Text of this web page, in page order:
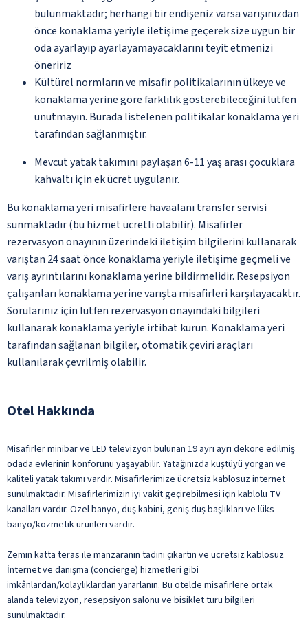
bulunmaktadır; herhangi bir endişeniz varsa varışınızdan
önce konaklama yeriyle iletişime geçerek size uygun bir
oda ayarlayıp ayarlayamayacaklarını teyit etmenizi
öneririz
Kültürel normların ve misafir politikalarının ülkeye ve
konaklama yerine göre farklılık gösterebileceğini lütfen
unutmayın. Burada listelenen politikalar konaklama yeri
tarafından sağlanmıştır.
Mevcut yatak takımını paylaşan 6-11 yaş arası çocuklara
kahvaltı için ek ücret uygulanır.
Bu konaklama yeri misafirlere havaalanı transfer servisi
sunmaktadır (bu hizmet ücretli olabilir). Misafirler
rezervasyon onayının üzerindeki iletişim bilgilerini kullanarak
varıştan 24 saat önce konaklama yeriyle iletişime geçmeli ve
varış ayrıntılarını konaklama yerine bildirmelidir. Resepsiyon
çalışanları konaklama yerine varışta misafirleri karşılayacaktır.
Sorularınız için lütfen rezervasyon onayındaki bilgileri
kullanarak konaklama yeriyle irtibat kurun. Konaklama yeri
tarafından sağlanan bilgiler, otomatik çeviri araçları
kullanılarak çevrilmiş olabilir.
Otel Hakkında
Misafirler minibar ve LED televizyon bulunan 19 ayrı ayrı dekore edilmiş
odada evlerinin konforunu yaşayabilir. Yatağınızda kuştüyü yorgan ve
kaliteli yatak takımı vardır. Misafirlerimize ücretsiz kablosuz internet
sunulmaktadır. Misafirlerimizin iyi vakit geçirebilmesi için kablolu TV
kanalları vardır. Özel banyo, duş kabini, geniş duş başlıkları ve lüks
banyo/kozmetik ürünleri vardır.
Zemin katta teras ile manzaranın tadını çıkartın ve ücretsiz kablosuz
İnternet ve danışma (concierge) hizmetleri gibi
imkânlardan/kolaylıklardan yararlanın. Bu otelde misafirlere ortak
alanda televizyon, resepsiyon salonu ve bisiklet turu bilgileri
sunulmaktadır.